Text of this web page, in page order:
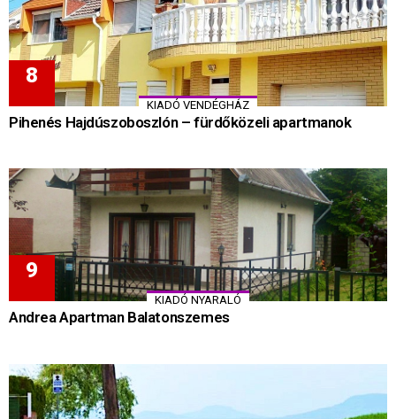
KIADÓ VENDÉGHÁZ
Pihenés Hajdúszoboszlón – fürdőközeli apartmanok
KIADÓ NYARALÓ
Andrea Apartman Balatonszemes